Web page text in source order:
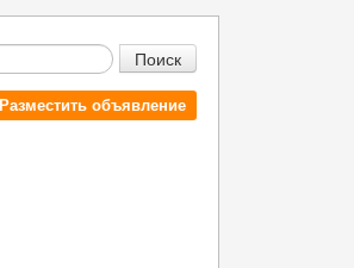
Поиск
Разместить объявление